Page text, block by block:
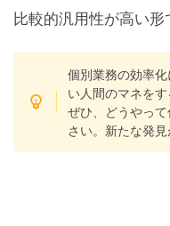
比較的汎用性が高い形
個別業務の効率
い人間のマネを
ぜひ、どうやっ
さい。新たな発